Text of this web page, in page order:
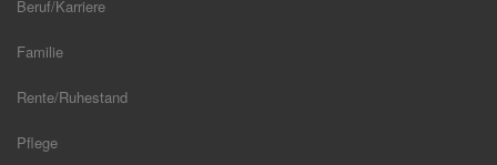
Beruf/Karriere
Familie
Rente/Ruhestand
Pflege